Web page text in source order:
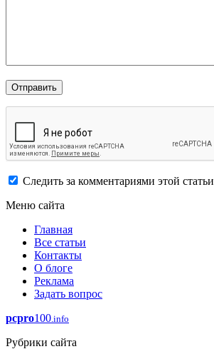
Следить за комментариями этой статьи
Меню сайта
Главная
Все статьи
Контакты
О блоге
Реклама
Задать вопрос
pcpro100 .info
Рубрики сайта